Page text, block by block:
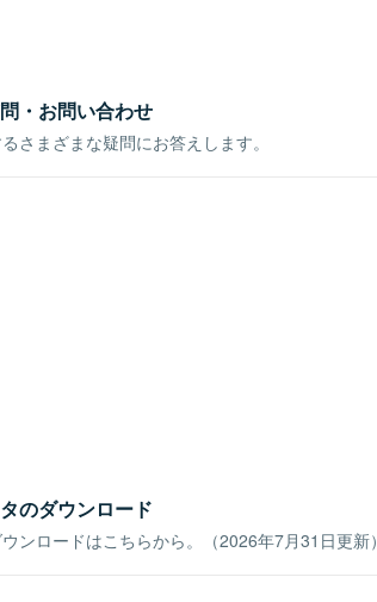
・お問い合わせ
さまざまな疑問にお答えします。
のダウンロード
ンロードはこちらから。（2026年7月31日更新）